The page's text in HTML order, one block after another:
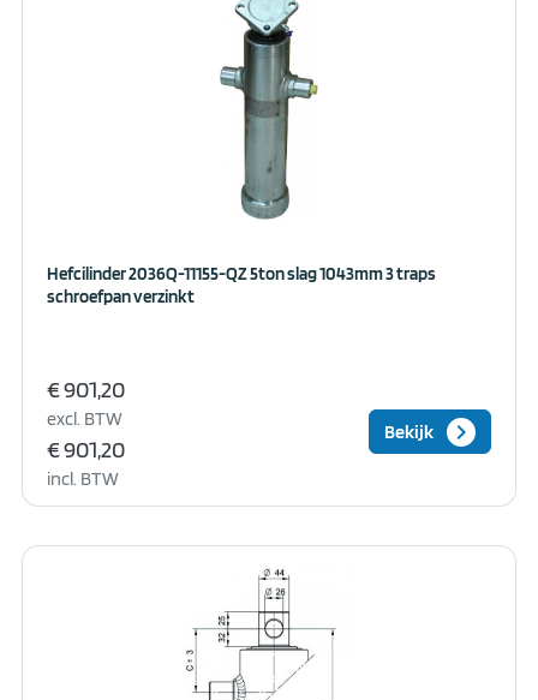
Hefcilinder 2036Q-11155-QZ 5ton slag 1043mm 3 traps
schroefpan verzinkt
€ 901,20
excl. BTW
€ 901,20
incl. BTW
Bekijk keyboard_arrow_right